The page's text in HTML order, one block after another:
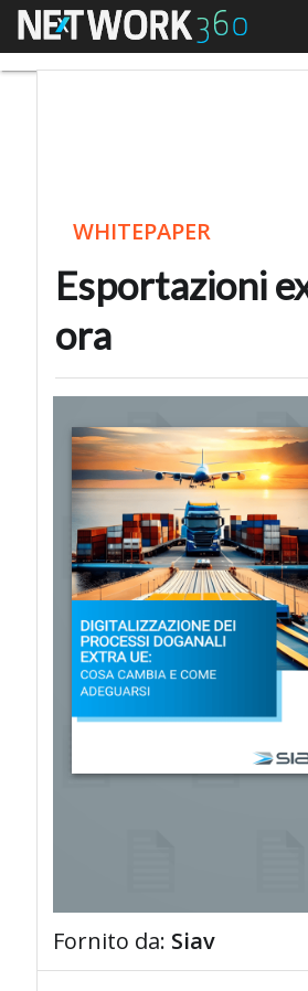
Menu
WHITEPAPER
Esportazioni
ora
Fornito da: Siav